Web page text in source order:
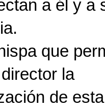
a él y a
que
la
de esta